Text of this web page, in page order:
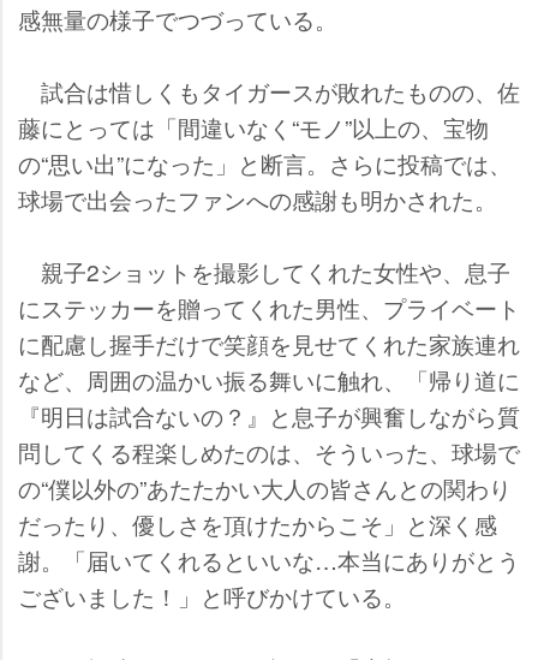
感無量の様子でつづっている。
試合は惜しくもタイガースが敗れたものの、佐
藤にとっては「間違いなく“モノ”以上の、宝物
の“思い出”になった」と断言。さらに投稿では、
球場で出会ったファンへの感謝も明かされた。
親子2ショットを撮影してくれた女性や、息子
にステッカーを贈ってくれた男性、プライベート
に配慮し握手だけで笑顔を見せてくれた家族連れ
など、周囲の温かい振る舞いに触れ、「帰り道に
『明日は試合ないの？』と息子が興奮しながら質
問してくる程楽しめたのは、そういった、球場で
の“僕以外の”あたたかい大人の皆さんとの関わり
だったり、優しさを頂けたからこそ」と深く感
謝。「届いてくれるといいな…本当にありがとう
ございました！」と呼びかけている。